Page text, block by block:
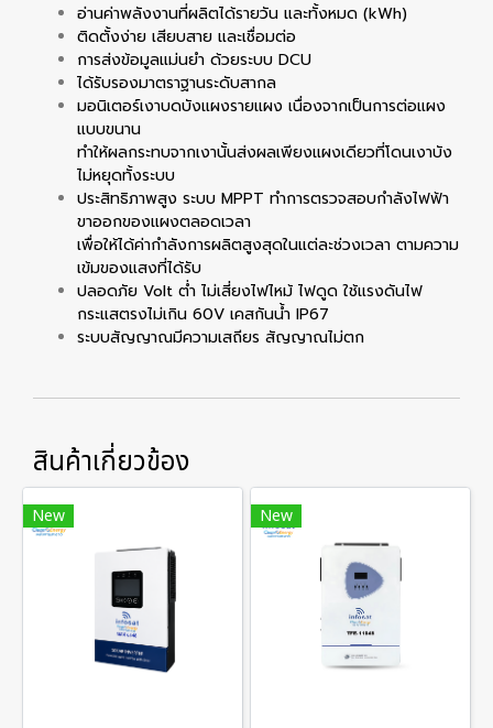
อ่านค่าพลังงานที่ผลิตได้รายวัน และทั้งหมด (kWh)
ติดตั้งง่าย เสียบสาย และเชื่อมต่อ
การส่งข้อมูลแม่นยำ ด้วยระบบ DCU
ได้รับรองมาตราฐานระดับสากล
มอนิเตอร์เงาบดบังแผงรายแผง เนื่องจากเป็นการต่อแผง
แบบขนาน
ทำให้ผลกระทบจากเงานั้นส่งผลเพียงแผงเดียวที่โดนเงาบัง
ไม่หยุดทั้งระบบ
ประสิทธิภาพสูง ระบบ MPPT ทำการตรวจสอบกำลังไฟฟ้า
ขาออกของแผงตลอดเวลา
เพื่อให้ได้ค่ากำลังการผลิตสูงสุดในแต่ละช่วงเวลา ตามความ
เข้มของแสงที่ได้รับ
ปลอดภัย Volt ต่ำ ไม่เสี่ยงไฟไหม้ ไฟดูด ใช้แรงดันไฟ
กระแสตรงไม่เกิน 60V เคสกันน้ำ IP67
ระบบสัญญาณมีความเสถียร สัญญาณไม่ตก
สินค้าเกี่ยวข้อง
New New